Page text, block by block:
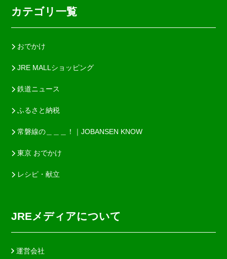
カテゴリ一覧
おでかけ
JRE MALLショッピング
鉄道ニュース
ふるさと納税
常磐線の＿＿＿！｜JOBANSEN KNOW
東京 おでかけ
レシピ・献立
JREメディアについて
運営会社